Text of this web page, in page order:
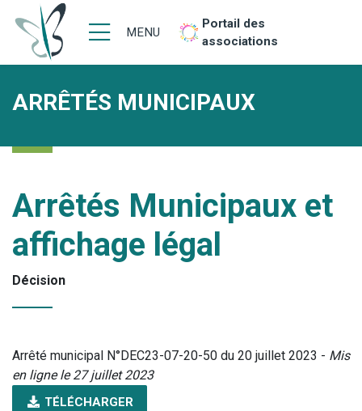
MENU
Portail des
associations
ARRÊTÉS MUNICIPAUX
Arrêtés Municipaux et
affichage légal
Décision
Arrêté municipal N°DEC23-07-20-50 du 20 juillet 2023 - Mis
en ligne le 27 juillet 2023
TÉLÉCHARGER